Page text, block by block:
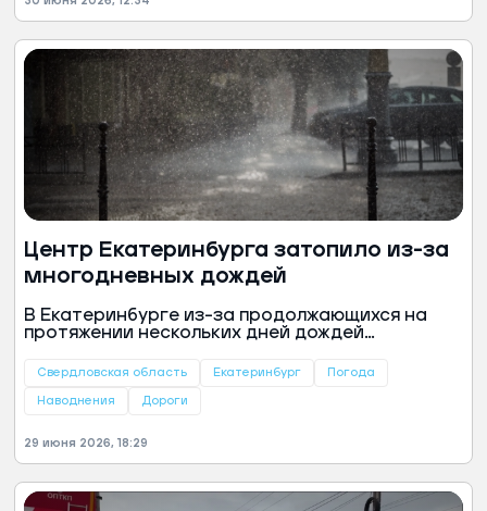
Центр Екатеринбурга затопило из-за
многодневных дождей
В Екатеринбурге из-за продолжающихся на
протяжении нескольких дней дождей
чего серьезно затруднено движение
Залитые водой тротуары, в свою очередь,
Свердловская область Екатеринбург Погода
Наводнения Дороги
29 июня 2026, 18:29